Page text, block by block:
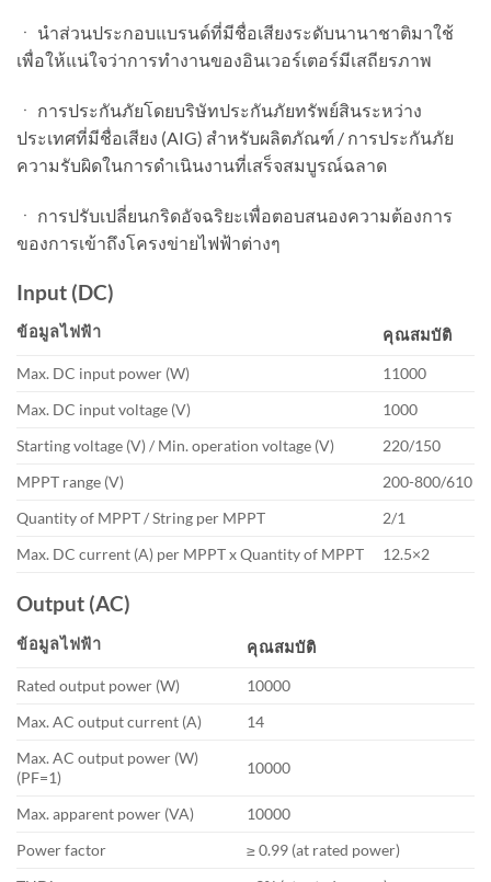
ㆍ นำส่วนประกอบแบรนด์ที่มีชื่อเสียงระดับนานาชาติมาใช้
เพื่อให้แน่ใจว่าการทำงานของอินเวอร์เตอร์มีเสถียรภาพ
ㆍ การประกันภัยโดยบริษัทประกันภัยทรัพย์สินระหว่าง
ประเทศที่มีชื่อเสียง (AIG) สำหรับผลิตภัณฑ์ / การประกันภัย
ความรับผิดในการดำเนินงานที่เสร็จสมบูรณ์ฉลาด
ㆍ การปรับเปลี่ยนกริดอัจฉริยะเพื่อตอบสนองความต้องการ
ของการเข้าถึงโครงข่ายไฟฟ้าต่างๆ
Input (DC)
ข้อมูลไฟฟ้า คุณสมบัติ
Max. DC input power (W)
11000
Max. DC input voltage (V)
1000
Starting voltage (V) / Min. operation voltage (V)
220/150
MPPT range (V)
200-800/610
Quantity of MPPT / String per MPPT
2/1
Max. DC current (A) per MPPT x Quantity of MPPT
12.5×2
Output (AC)
ข้อมูลไฟฟ้า คุณสมบัติ
Rated output power (W)
10000
Max. AC output current (A)
14
Max. AC output power (W)
(PF=1)
10000
Max. apparent power (VA)
10000
Power factor
≥ 0.99 (at rated power)